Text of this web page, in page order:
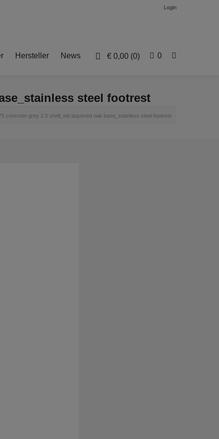
Login
€ 0,00 (0) 0
Hersteller News
steel footrest
concrete grey 2.0 shell_wb laquered oak base_stainless steel footrest